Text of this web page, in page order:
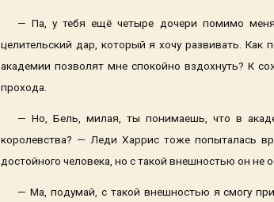
— Па, у тебя ещё четыре дочери помимо
целительский дар, который я хочу развивать.
академии позволят мне спокойно вздохнуть? К
прохода.
— Но, Бель, милая, ты понимаешь, что в
королевства? — Леди Харрис тоже попыталась
достойного человека, но с такой внешностью он не
— Ма, подумай, с такой внешностью я смогу